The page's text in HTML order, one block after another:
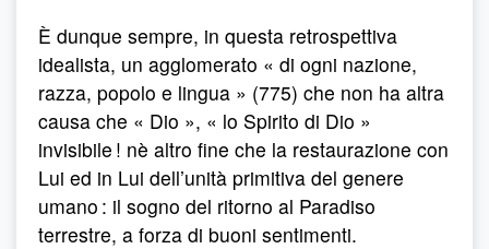
È dunque sempre, in questa retrospettiva
idealista, un agglomerato « di ogni nazione,
razza, popolo e lingua » (775) che non ha altra
causa che « Dio », « lo Spirito di Dio »
invisibile ! nè altro fine che la restaurazione con
Lui ed in Lui dell’unità primitiva del genere
umano : il sogno del ritorno al Paradiso
terrestre, a forza di buoni sentimenti.